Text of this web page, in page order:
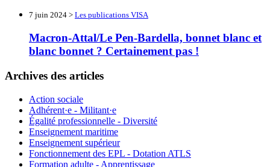
7 juin 2024 > Les publications VISA
Macron-Attal/Le Pen-Bardella, bonnet blanc et
blanc bonnet ? Certainement pas !
Archives des articles
Action sociale
Adhérent·e - Militant·e
Égalité professionnelle - Diversité
Enseignement maritime
Enseignement supérieur
Fonctionnement des EPL - Dotation ATLS
Formation adulte - Apprentissage